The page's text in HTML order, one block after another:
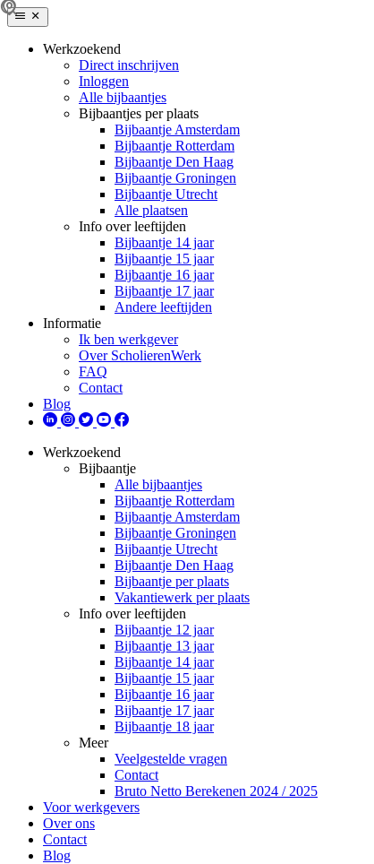
Werkzoekend
Direct inschrijven
Inloggen
Alle bijbaantjes
Bijbaantjes per plaats
Bijbaantje Amsterdam
Bijbaantje Rotterdam
Bijbaantje Den Haag
Bijbaantje Groningen
Bijbaantje Utrecht
Alle plaatsen
Info over leeftijden
Bijbaantje 14 jaar
Bijbaantje 15 jaar
Bijbaantje 16 jaar
Bijbaantje 17 jaar
Andere leeftijden
Informatie
Ik ben werkgever
Over ScholierenWerk
FAQ
Contact
Blog
Werkzoekend
Bijbaantje
Alle bijbaantjes
Bijbaantje Rotterdam
Bijbaantje Amsterdam
Bijbaantje Groningen
Bijbaantje Utrecht
Bijbaantje Den Haag
Bijbaantje per plaats
Vakantiewerk per plaats
Info over leeftijden
Bijbaantje 12 jaar
Bijbaantje 13 jaar
Bijbaantje 14 jaar
Bijbaantje 15 jaar
Bijbaantje 16 jaar
Bijbaantje 17 jaar
Bijbaantje 18 jaar
Meer
Veelgestelde vragen
Contact
Bruto Netto Berekenen 2024 / 2025
Voor werkgevers
Over ons
Contact
Blog